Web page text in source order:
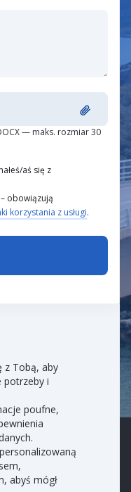
z Tobą, aby
potrzeby i
poufne,
abyś mógł
— maks. rozmiar 30
aś się z
obowiązują
korzystania z usługi.